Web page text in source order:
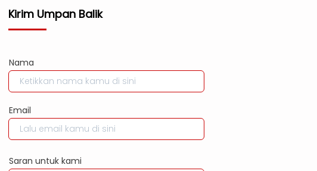
Kirim Umpan Balik
Nama
Email
Saran untuk kami